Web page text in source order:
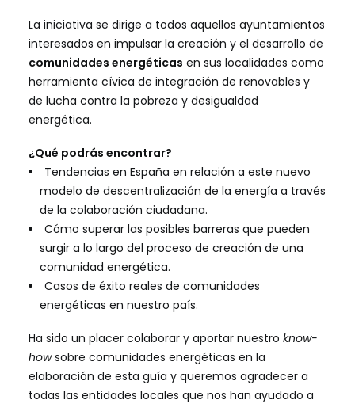
La iniciativa se dirige a todos aquellos ayuntamientos
interesados en impulsar la creación y el desarrollo de
comunidades energéticas en sus localidades como
herramienta cívica de integración de renovables y
de lucha contra la pobreza y desigualdad
energética.
¿Qué podrás encontrar?
Tendencias en España en relación a este nuevo
modelo de descentralización de la energía a través
de la colaboración ciudadana.
Cómo superar las posibles barreras que pueden
surgir a lo largo del proceso de creación de una
comunidad energética.
Casos de éxito reales de comunidades
energéticas en nuestro país.
Ha sido un placer colaborar y aportar nuestro know-
howsobre comunidades energéticas en la
elaboración de esta guía y queremos agradecer a
todas las entidades locales que nos han ayudado a